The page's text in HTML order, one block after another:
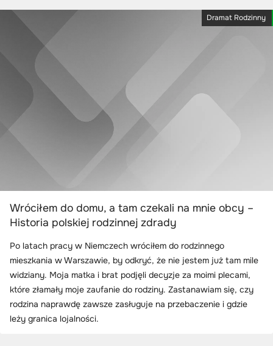
Dramat Rodzinny
Wróciłem do domu, a tam czekali na mnie obcy –
Historia polskiej rodzinnej zdrady
Po latach pracy w Niemczech wróciłem do rodzinnego
mieszkania w Warszawie, by odkryć, że nie jestem już tam mile
widziany. Moja matka i brat podjęli decyzje za moimi plecami,
które złamały moje zaufanie do rodziny. Zastanawiam się, czy
rodzina naprawdę zawsze zasługuje na przebaczenie i gdzie
leży granica lojalności.